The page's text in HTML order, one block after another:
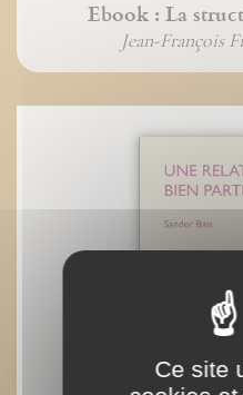
Ebook : La
Jean-François
Ce site